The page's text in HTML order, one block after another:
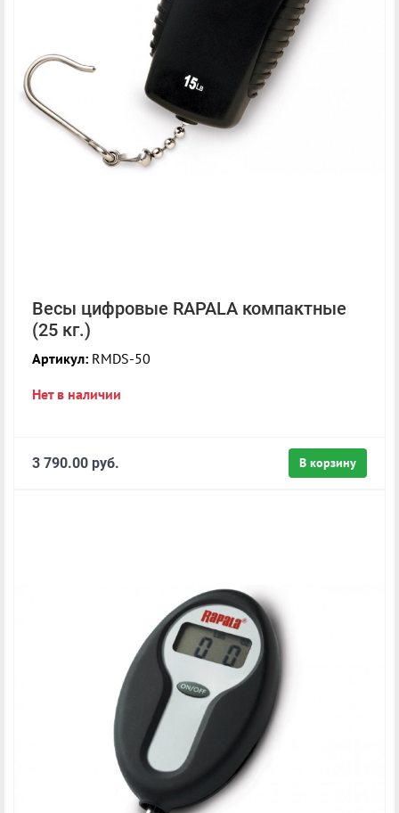
Весы цифровые RAPALA компактные
(25 кг.)
Артикул: RMDS-50
Нет в наличии
В корзину
3 790.00 руб.